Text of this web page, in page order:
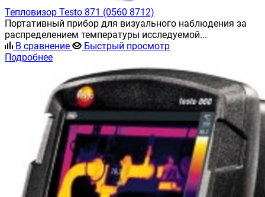
Тепловизор Testo 871 (0560 8712)
Портативный прибор для визуального наблюдения за
распределением температуры исследуемой...
В сравнение
Быстрый просмотр
Подробнее